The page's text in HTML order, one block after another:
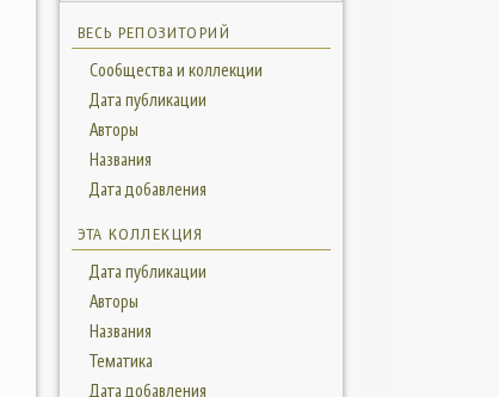
ВЕСЬ РЕПОЗИТОРИЙ
Сообщества и коллекции
Дата публикации
Авторы
Названия
Дата добавления
ЭТА КОЛЛЕКЦИЯ
Дата публикации
Авторы
Названия
Тематика
Дата добавления